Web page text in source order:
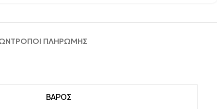
ΤΡΟΠΟΙ ΠΛΗΡΩΜΗΣ
ΒΑΡΟΣ